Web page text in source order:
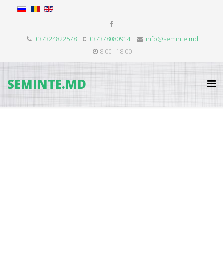
+37324822578 +37378080914
info@seminte.md
8:00 - 18:00
SEMINTE.MD